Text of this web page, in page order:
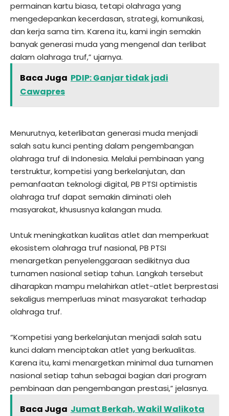
permainan kartu biasa, tetapi olahraga yang
mengedepankan kecerdasan, strategi, komunikasi,
dan kerja sama tim. Karena itu, kami ingin semakin
banyak generasi muda yang mengenal dan terlibat
dalam olahraga truf,” ujarnya.
Baca Juga PDIP: Ganjar tidak jadi
Cawapres
Menurutnya, keterlibatan generasi muda menjadi
salah satu kunci penting dalam pengembangan
olahraga truf di Indonesia. Melalui pembinaan yang
terstruktur, kompetisi yang berkelanjutan, dan
pemanfaatan teknologi digital, PB PTSI optimistis
olahraga truf dapat semakin diminati oleh
masyarakat, khususnya kalangan muda.
Untuk meningkatkan kualitas atlet dan memperkuat
ekosistem olahraga truf nasional, PB PTSI
menargetkan penyelenggaraan sedikitnya dua
turnamen nasional setiap tahun. Langkah tersebut
diharapkan mampu melahirkan atlet-atlet berprestasi
sekaligus memperluas minat masyarakat terhadap
olahraga truf.
“Kompetisi yang berkelanjutan menjadi salah satu
kunci dalam menciptakan atlet yang berkualitas.
Karena itu, kami menargetkan minimal dua turnamen
nasional setiap tahun sebagai bagian dari program
pembinaan dan pengembangan prestasi,” jelasnya.
Baca Juga Jumat Berkah, Wakil Walikota